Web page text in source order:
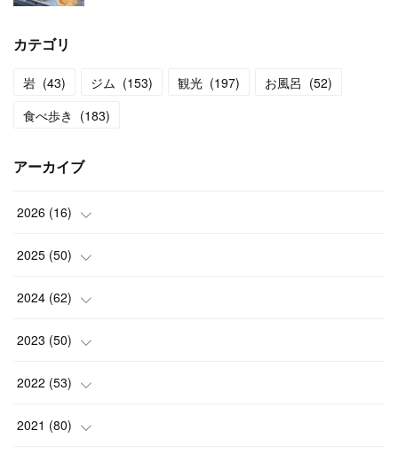
カテゴリ
岩 (43) ジム (153) 観光 (197) お風呂 (52)
食べ歩き (183)
アーカイブ
2026 (16)
(2)
(2)
(3)
(3)
)
2025 (50)
(3)
(4)
(4)
(4)
2024 (62)
(6)
(5)
(6)
2023 (50)
(7)
(5)
2022 (53)
(4)
2021 (80)